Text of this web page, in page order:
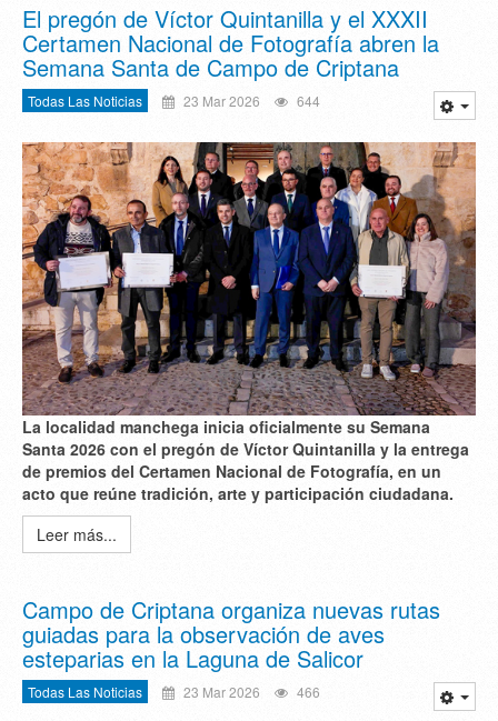
El pregón de Víctor Quintanilla y el XXXII
Certamen Nacional de Fotografía abren la
Semana Santa de Campo de Criptana
Todas Las Noticias 23 Mar 2026 644
La localidad manchega inicia oficialmente su Semana
Santa 2026 con el pregón de Víctor Quintanilla y la entrega
de premios del Certamen Nacional de Fotografía, en un
acto que reúne tradición, arte y participación ciudadana.
Leer más...
Campo de Criptana organiza nuevas rutas
guiadas para la observación de aves
esteparias en la Laguna de Salicor
Todas Las Noticias 23 Mar 2026 466